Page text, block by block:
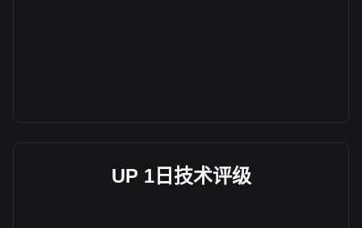
UP 1日技术评级